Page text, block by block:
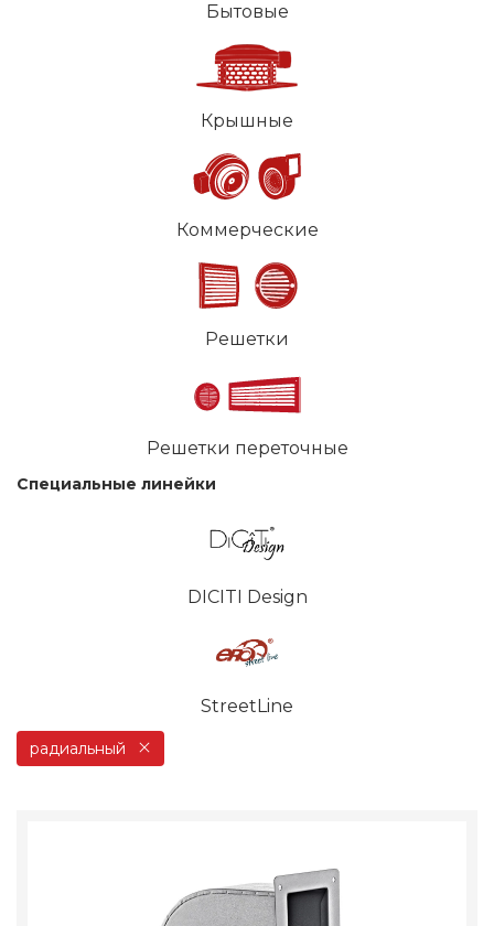
Бытовые
Крышные
Коммерческие
Решетки
Решетки переточные
Специальные линейки
DICITI Design
StreetLine
радиальный